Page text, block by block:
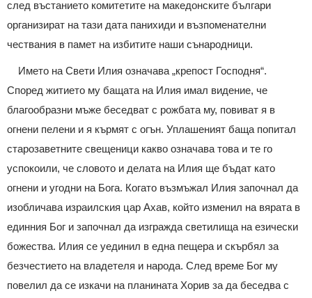
след въстанието комитетите на македонските българи
организират на тази дата панихиди и възпоменателни
чествания в памет на избитите наши сънародници.
Името на Свети Илия означава „крепост Господня“.
Според житието му бащата на Илия имал видение, че
благообразни мъже беседват с рожбата му, повиват я в
огнени пелени и я кърмят с огън. Уплашеният баща попитал
старозаветните свещеници какво означава това и те го
успокоили, че словото и делата на Илия ще бъдат като
огнени и угодни на Бога. Когато възмъжал Илия започнал да
изобличава израилския цар Ахав, който изменил на вярата в
единния Бог и започнал да изгражда светилища на езически
божества. Илия се уединил в една пещера и скърбял за
безчестието на владетеля и народа. След време Бог му
повелил да се изкачи на планината Хорив за да беседва с